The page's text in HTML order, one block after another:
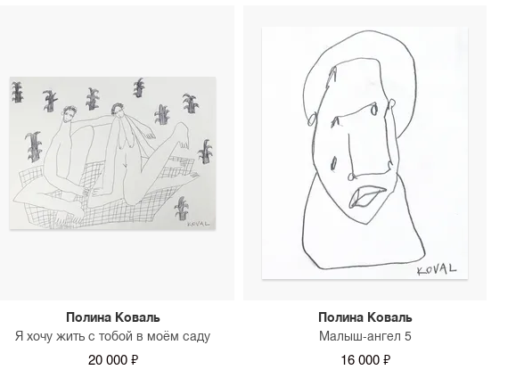
Полина Коваль
Я хочу жить с тобой в моём саду
20 000 ₽
Полина Коваль
Малыш-ангел 5
16 000 ₽